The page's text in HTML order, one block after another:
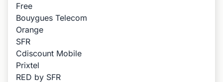
Free
Bouygues Telecom
Orange
SFR
Cdiscount Mobile
Prixtel
RED by SFR